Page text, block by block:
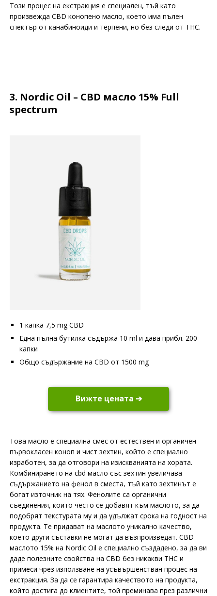
Този процес на екстракция е специален, тъй като
произвежда CBD конопено масло, което има пълен
спектър от канабиноиди и терпени, но без следи от THC.
3. Nordic Oil – CBD масло 15% Full
spectrum
1 капка 7,5 mg CBD
Една пълна бутилка съдържа 10 ml и дава прибл. 200
капки
Общо съдържание на CBD от 1500 mg
Вижте цената ➔
Това масло е специална смес от естествен и органичен
първокласен коноп и чист зехтин, който е специално
изработен, за да отговори на изискванията на хората.
Комбинирането на cbd масло със зехтин увеличава
съдържанието на фенол в сместа, тъй като зехтинът е
богат източник на тях. Фенолите са органични
съединения, които често се добавят към маслото, за да
подобрят текстурата му и да удължат срока на годност на
продукта. Те придават на маслото уникално качество,
което други съставки не могат да възпроизведат. CBD
маслото 15% на Nordic Oil е специално създадено, за да ви
даде полезните свойства на CBD без никакви THC и
примеси чрез използване на усъвършенстван процес на
екстракция. За да се гарантира качеството на продукта,
който достига до клиентите, той преминава през различни